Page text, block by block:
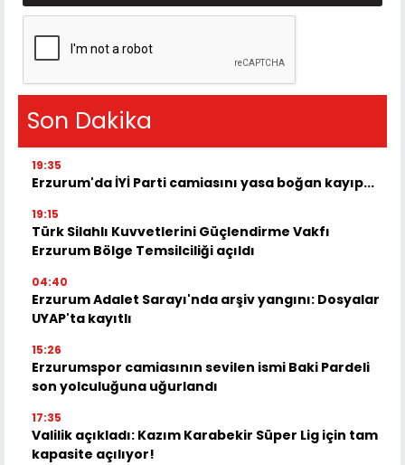
Son Dakika
19:35
Erzurum'da İYİ Parti camiasını yasa boğan kayıp...
19:15
Türk Silahlı Kuvvetlerini Güçlendirme Vakfı
Erzurum Bölge Temsilciliği açıldı
04:40
Erzurum Adalet Sarayı'nda arşiv yangını: Dosyalar
UYAP'ta kayıtlı
15:26
Erzurumspor camiasının sevilen ismi Baki Pardeli
son yolculuğuna uğurlandı
17:35
Valilik açıkladı: Kazım Karabekir Süper Lig için tam
kapasite açılıyor!